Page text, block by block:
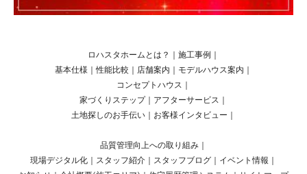
ロハスタホームとは？ 施工事例
基本仕様 ｜性能比較 店舗案内 モデルハウス案内
コンセプトハウス
家づくりステップ
アフターサービス
土地探しのお手伝い
お客様インタビュー
品質管理向上への取り組み
現場デジタル化
スタッフ紹介 スタッフブログ イベント情報